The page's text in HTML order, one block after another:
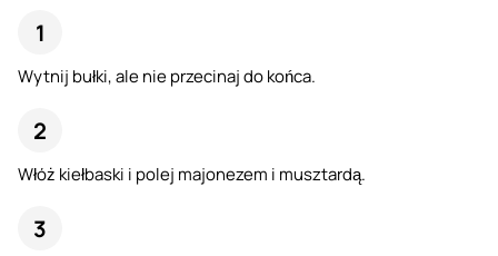
Wytnij bułki, ale nie przecinaj do końca.
Włóż kiełbaski i polej majonezem i musztardą.